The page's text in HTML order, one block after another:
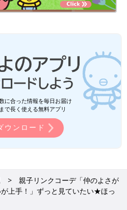
に合った情報を毎日お届け
で長く使える無料アプリ
ウンロード
親子リンクコーデ「仲のよさが
上手！」ずっと見ていたい★ほっ